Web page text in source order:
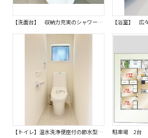
【洗面台】 収納力充実のシャワー付三面鏡洗面台は、朝の身支度もスムーズに行える機能的なデザインです。 ミラー裏収納も活用でき、化粧品や洗面用品などもすっきりと片付きます。同仕様写真。
【トイレ】温水洗浄便座付の節水型トイレ。衛生的でお掃除もしやすくトイレ空間を清潔で快適に過ごせます。 嬉しいタオルリングやペーパーホルダーも完備です。同仕様写真。 駐車場 2台